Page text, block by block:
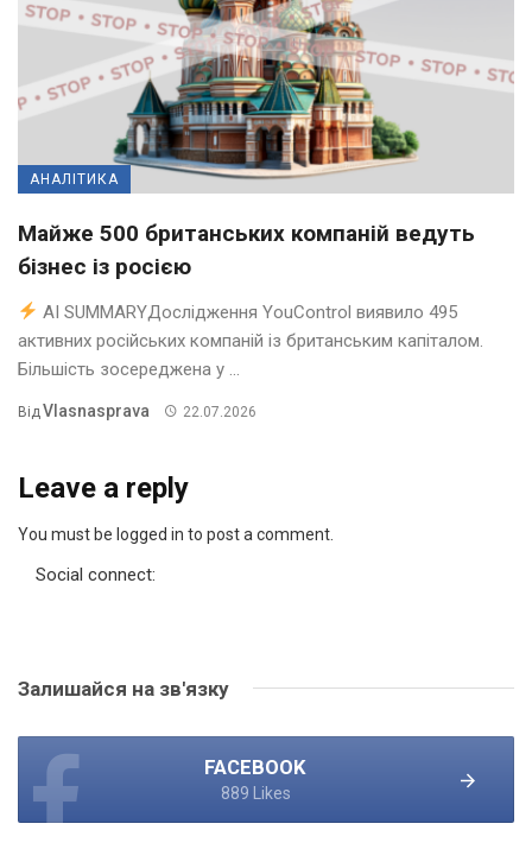
АНАЛІТИКА
Майже 500 британських компаній ведуть
бізнес із росією
AI SUMMARYДослідження YouControl виявило 495
активних російських компаній із британським капіталом.
Більшість зосереджена у ...
Від Vlasnasprava 22.07.2026
Leave a reply
You must be logged in to post a comment.
Social connect:
Залишайся на зв'язку
FACEBOOK
889 Likes